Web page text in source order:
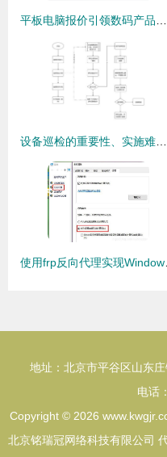
平板电脑报价引领数码产品走势 比iPad2更优的选择是否存在？
设备巡检的重要性、实施难点及管理方案——以代购代销计算机软硬件及辅助设备为例
使用frp反
地址：北京市平谷区山东
电话
Copyright © 2026
北京铭瑞冠网络科技有限公司